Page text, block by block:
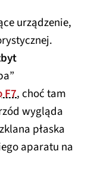
urządzenie,
F7, choć tam
wygląda
płaska
aparatu na